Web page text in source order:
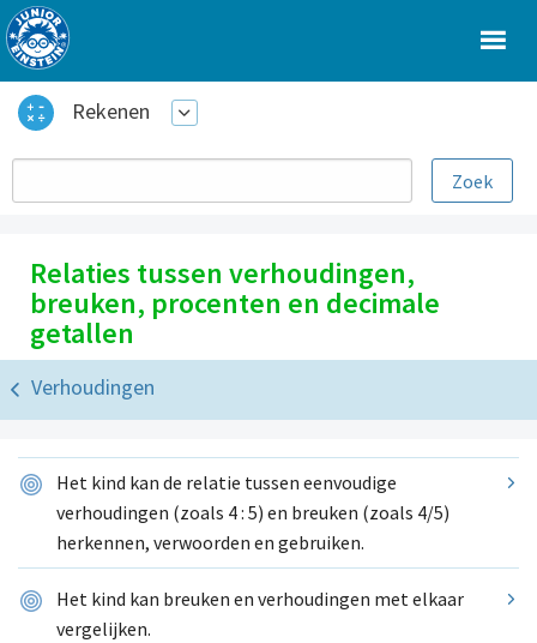
Rekenen
Relaties tussen verhoudingen,
breuken, procenten en decimale
getallen
Verhoudingen
Het kind kan de relatie tussen eenvoudige
verhoudingen (zoals 4 : 5) en breuken (zoals 4/5)
herkennen, verwoorden en gebruiken.
Het kind kan breuken en verhoudingen met elkaar
vergelijken.